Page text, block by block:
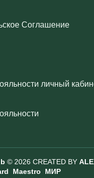
Соглашение
личный
© 2026 CREATED BY
Maestro МИР